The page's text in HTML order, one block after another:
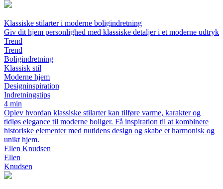
Klassiske stilarter i moderne boligindretning
Giv dit hjem personlighed med klassiske detaljer i et moderne udtryk
Trend
Trend
Boligindretning
Klassisk stil
Moderne hjem
Designinspiration
Indretningstips
4 min
Oplev hvordan klassiske stilarter kan tilføre varme, karakter og
tidløs elegance til moderne boliger. Få inspiration til at kombinere
historiske elementer med nutidens design og skabe et harmonisk og
unikt hjem.
Ellen Knudsen
Ellen
Knudsen